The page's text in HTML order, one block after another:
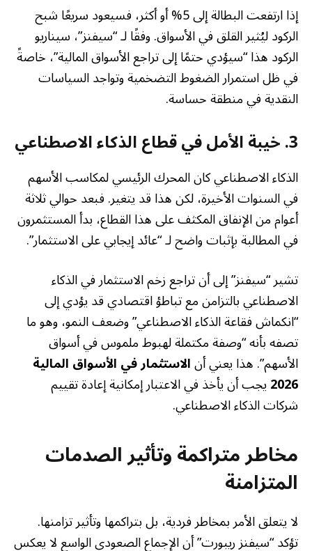
إذا ارتفعت البطالة إلى 5% أو أكثر، فسيعود سريعًا شبح
الركود ليُثير القلق في الأسواق. وفقًا لـ “سيفنز”، سيناريو
الركود هذا “سيؤدي حتمًا إلى تراجع الأسواق المالية”، خاصةً
في ظل استمرار الضغوط التضخمية وتواجد السياسات
النقدية في منطقة حساسة.
3. خيبة الأمل في قطاع الذكاء الاصطناعي
الذكاء الاصطناعي كان المحرك الرئيسي لمكاسب الأسهم
في السنوات الأخيرة، لكن هذا قد يتغير. فبعد حوالي ثلاثة
أعوام من الإنفاق المكثف على هذا القطاع، بدأ المستثمرون
في المطالبة بإثبات واضح لـ “عائد إيجابي على الاستثمار”.
تشير “سيفنز” إلى أن تراجع زخم الاستثمار في الذكاء
الاصطناعي بالتزامن مع تباطؤ اقتصادي قد يؤدي إلى
“انكماش فقاعة الذكاء الاصطناعي” وضعف النمو، وهو ما
تصفه بأنه “وصفة مكتملة لهبوط ملموس في أسواق
الأسهم”. هذا يعني أنالاستثمار في الأسواق المالية
2026يجب أن يأخذ في الاعتبار إمكانية إعادة تقييم
شركات الذكاء الاصطناعي.
مخاطر متراكمة وتأثير الصدمات
المتزامنة
لا يتعلق الأمر بمخاطر فردية، بل بتراكمها وتأثير تزامنها.
تؤكد “سيفنز ريبورت” أن الإجماع الصعودي الواسع لا يعكس